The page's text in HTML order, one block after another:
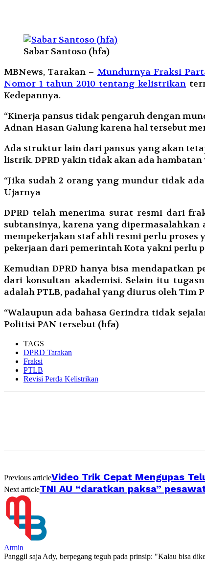
Sabar Santoso (hfa)
MBNews, Tarakan – Mundurnya Fraksi
Nomor 1 tahun 2010 tentang kelistrikan
Kedepannya.
“Kinerja pansus tidak pengaruh dengan
Adnan Hasan Galung karena hal tersebut
Ada struktur lain dari pansus yang akan
listrik. DPRD yakin tidak akan ada
“Jika sudah 2 orang yang mundur tidak
Ujarnya
DPRD telah menerima surat resmi dari
subtansinya, karena yang
mempekerjakan staf ahli resmi perlu proses
pekerjaan dari pemerintah Kota yakni perlu
Kemudian DPRD hanya bisa mendapatkan
dari konsultan akademisi. Selain itu
adalah PTLB, padahal yang diurus oleh
“Walaupun ada bahasa Gerindra tidak
Politisi PAN tersebut (hfa)
TAGS
DPRD Tarakan
Fraksi
PTLB
Revisi Perda Kelistrikan
Previous articleVideo Trik Cepat Mengupas
Next articleTNI AU “daratkan paksa”
Atmin
Panggil saja Ady, berpegang teguh pada prinsip: "Kalau bisa